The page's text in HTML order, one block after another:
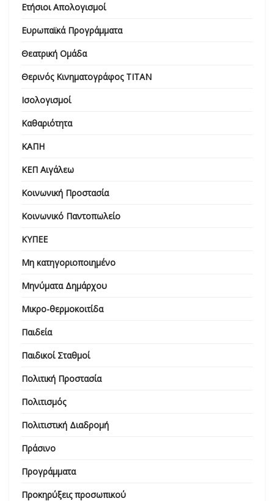
Ετήσιοι Απολογισμοί
Ευρωπαϊκά Προγράμματα
Θεατρική Ομάδα
Θερινός Κινηματογράφος ΤΙΤΑΝ
Ισολογισμοί
Καθαριότητα
ΚΑΠΗ
ΚΕΠ Αιγάλεω
Κοινωνική Προστασία
Κοινωνικό Παντοπωλείο
ΚΥΠΕΕ
Μη κατηγοριοποιημένο
Μηνύματα Δημάρχου
Μικρο-θερμοκοιτίδα
Παιδεία
Παιδικοί Σταθμοί
Πολιτική Προστασία
Πολιτισμός
Πολιτιστική Διαδρομή
Πράσινο
Προγράμματα
Προκηρύξεις προσωπικού